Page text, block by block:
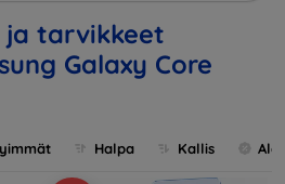
tarvikkeet
Galaxy Core
Halpa Kallis